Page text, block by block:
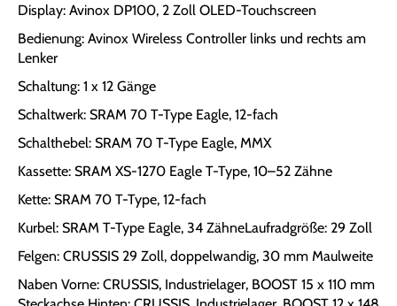
Display: Avinox DP100, 2 Zoll OLED-Touchscreen
Bedienung: Avinox Wireless Controller links und rechts am
Lenker
Schaltung: 1 x 12 Gänge
Schaltwerk: SRAM 70 T-Type Eagle, 12-fach
Schalthebel: SRAM 70 T-Type Eagle, MMX
Kassette: SRAM XS-1270 Eagle T-Type, 10–52 Zähne
Kette: SRAM 70 T-Type, 12-fach
Kurbel: SRAM T-Type Eagle, 34 ZähneLaufradgröße: 29 Zoll
Felgen: CRUSSIS 29 Zoll, doppelwandig, 30 mm Maulweite
Naben Vorne: CRUSSIS, Industrielager, BOOST 15 x 110 mm